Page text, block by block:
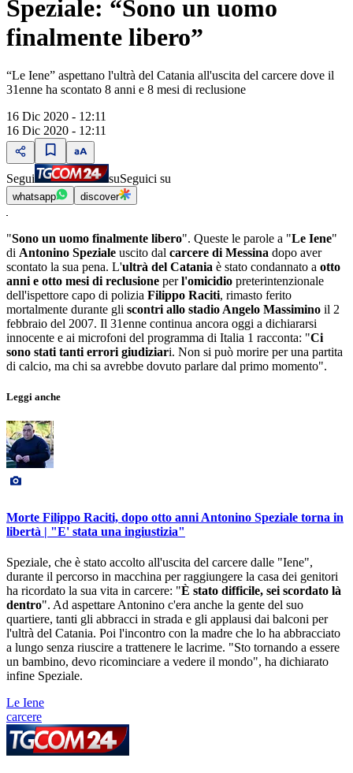
Speziale: “Sono un uomo
finalmente libero”
“Le Iene” aspettano l'ultrà del Catania all'uscita del carcere dove il
31enne ha scontato 8 anni e 8 mesi di reclusione
16 Dic 2020 - 12:11
16 Dic 2020 - 12:11
Segui suSeguici su
whatsapp discover
"Sono un uomo finalmente libero". Queste le parole a "Le Iene"
di Antonino Speziale uscito dal carcere di Messina dopo aver
scontato la sua pena. L'ultrà del Catania è stato condannato a otto
anni e otto mesi di reclusione perl'omicidio preterintenzionale
dell'ispettore capo di polizia Filippo Raciti, rimasto ferito
mortalmente durante gli scontri allo stadio Angelo Massimino il 2
febbraio del 2007. Il 31enne continua ancora oggi a dichiararsi
innocente e ai microfoni del programma di Italia 1 racconta: "Ci
sono stati tanti errori giudiziari. Non si può morire per una partita
di calcio, ma chi sa avrebbe dovuto parlare dal primo momento".
Leggi anche
Morte Filippo Raciti, dopo otto anni Antonino Speziale torna in
libertà | "E' stata una ingiustizia"
Speziale, che è stato accolto all'uscita del carcere dalle "Iene",
durante il percorso in macchina per raggiungere la casa dei genitori
ha ricordato la sua vita in carcere: "È stato difficile, sei scordato là
dentro". Ad aspettare Antonino c'era anche la gente del suo
quartiere, tanti gli abbracci in strada e gli applausi dai balconi per
l'ultrà del Catania. Poi l'incontro con la madre che lo ha abbracciato
a lungo senza riuscire a trattenere le lacrime. "Sto tornando a essere
un bambino, devo ricominciare a vedere il mondo", ha dichiarato
infine Speziale.
Le Iene
carcere